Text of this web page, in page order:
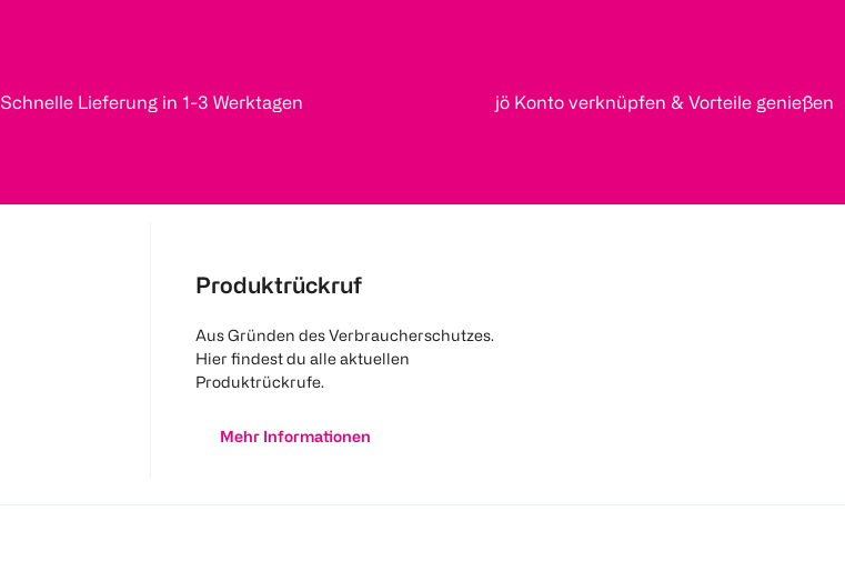
Schnelle Lieferung in 1-3 Werktagen jö Konto verknüpfen & Vorteile genießen
Produktrückruf
Aus Gründen des Verbraucherschutzes.
Hier findest du alle aktuellen
Produktrückrufe.
Mehr Informationen